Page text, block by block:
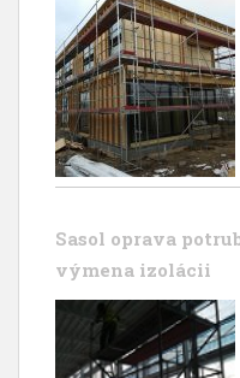
Sasol oprava
výmena izolácii